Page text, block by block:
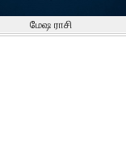
மேஷ ராசி